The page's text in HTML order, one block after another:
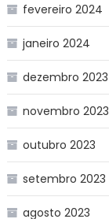
fevereiro 2024
janeiro 2024
dezembro 2023
novembro 2023
outubro 2023
setembro 2023
agosto 2023